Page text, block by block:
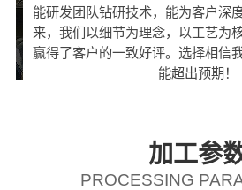
能研发团队钻研技术，能为客户深
来，我们以细节为理念，以工艺为
赢得了客户的一致好评。选择相信
能超出预期！
加工参
PROCESSING